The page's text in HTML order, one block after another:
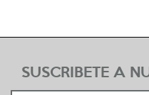
SUSCRIBETE A